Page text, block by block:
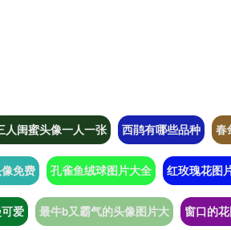
人闺蜜头像一人一张 西鹃有哪些品种 春
免费 孔雀鱼绒球图片大全 红玫瑰花图
爱 最牛b又霸气的头像图片大 窗口的